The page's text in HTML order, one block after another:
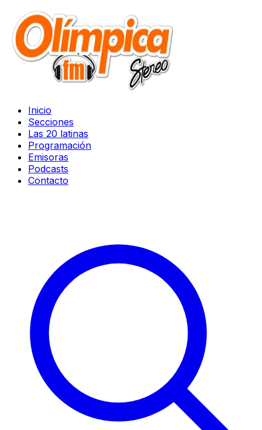
Inicio
Secciones
Las 20 latinas
Programación
Emisoras
Podcasts
Contacto